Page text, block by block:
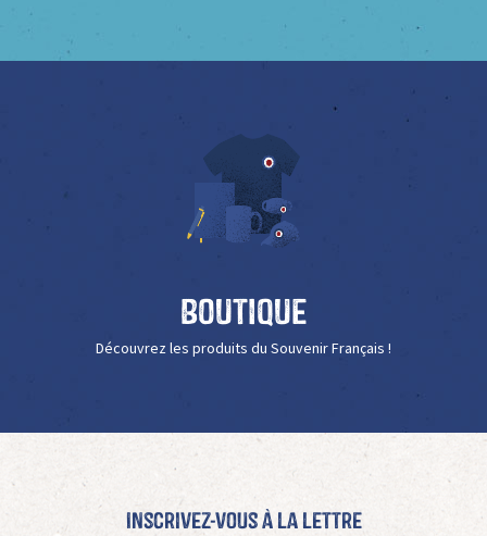
Boutique
Découvrez les produits du Souvenir Français !
Inscrivez-vous à La Lettre